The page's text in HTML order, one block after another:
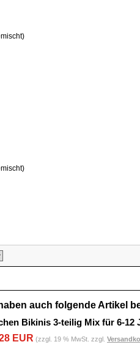
auch folgende Artikel
Bikinis 3-teilig Mix für 6-12
EUR (zzgl. 19 % MwSt. zzgl.